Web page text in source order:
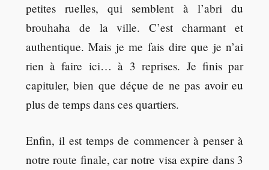
petites ruelles, qui semblent à l’abri du
brouhaha de la ville. C’est charmant et
authentique. Mais je me fais dire que je n’ai
rien à faire ici… à 3 reprises. Je finis par
capituler, bien que déçue de ne pas avoir eu
plus de temps dans ces quartiers.
Enfin, il est temps de commencer à penser à
notre route finale, car notre visa expire dans 3